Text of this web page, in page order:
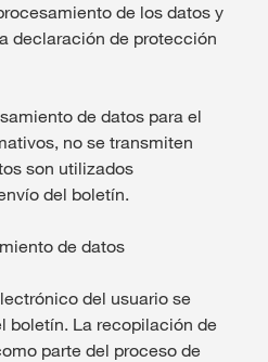
de los datos y
declaración de protección
de datos para el
no se transmiten
son utilizados
del boletín.
de datos
del usuario se
boletín. La recopilación de
parte del proceso de